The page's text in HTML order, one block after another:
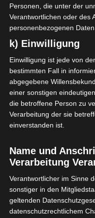
Personen, die unter der
Verantwortlichen oder des
personenbezogenen
k) Einwilligung
Einwilligung ist jede von
bestimmten Fall in
abgegebene
einer sonstigen
die betroffene Person zu
Verarbeitung der sie
einverstanden ist.
Name und
Verarbeitung
Verantwortlicher im Sinne
sonstiger in den
geltenden
datenschutzrechtlichem